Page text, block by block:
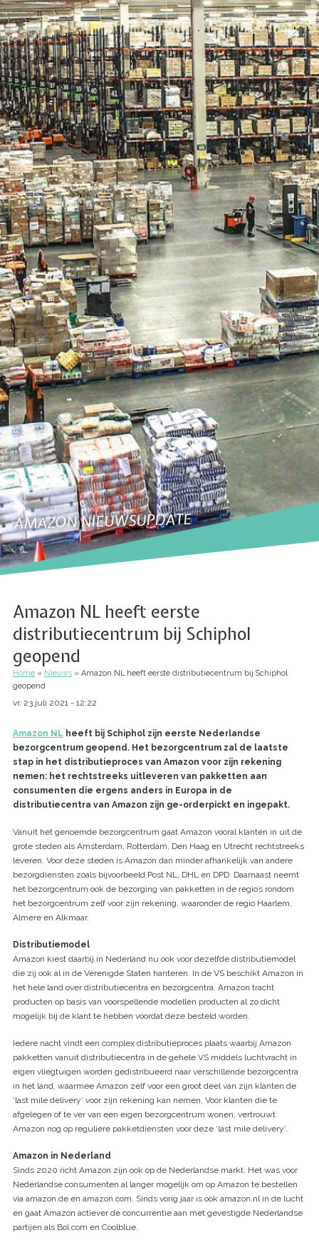
AMAZON NIEUWSUPDATE
Amazon NL heeft eerste
distributiecentrum bij Schiphol
geopend
Kruimelpad
Home Nieuws
Amazon NL heeft eerste distributiecentrum bij Schiphol
geopend
vr, 23 juli 2021 - 12:22
Amazon NL heeft bij Schiphol zijn eerste Nederlandse
bezorgcentrum geopend. Het bezorgcentrum zal de laatste
stap in het distributieproces van Amazon voor zijn rekening
nemen: het rechtstreeks uitleveren van pakketten aan
consumenten die ergens anders in Europa in de
distributiecentra van Amazon zijn ge-orderpickt en ingepakt.
Vanuit het genoemde bezorgcentrum gaat Amazon vooral klanten in uit de
grote steden als Amsterdam, Rotterdam, Den Haag en Utrecht rechtstreeks
leveren. Voor deze steden is Amazon dan minder afhankelijk van andere
bezorgdiensten zoals bijvoorbeeld Post NL, DHL en DPD. Daarnaast neemt
het bezorgcentrum ook de bezorging van pakketten in de regio’s rondom
het bezorgcentrum zelf voor zijn rekening, waaronder de regio Haarlem,
Almere en Alkmaar.
Distributiemodel
Amazon kiest daarbij in Nederland nu ook voor dezelfde distributiemodel
die zij ook al in de Verenigde Staten hanteren. In de VS beschikt Amazon in
het hele land over distributiecentra en bezorgcentra. Amazon tracht
producten op basis van voorspellende modellen producten al zo dicht
mogelijk bij de klant te hebben voordat deze besteld worden.
Iedere nacht vindt een complex distributieproces plaats waarbij Amazon
pakketten vanuit distributiecentra in de gehele VS middels luchtvracht in
eigen vliegtuigen worden gedistribueerd naar verschillende bezorgcentra
in het land, waarmee Amazon zelf voor een groot deel van zijn klanten de
‘last mile delivery’ voor zijn rekening kan nemen. Voor klanten die te
afgelegen of te ver van een eigen bezorgcentrum wonen, vertrouwt
Amazon nog op reguliere pakketdiensten voor deze ‘last mile delivery’.
Amazon in Nederland
Sinds 2020 richt Amazon zijn ook op de Nederlandse markt. Het was voor
Nederlandse consumenten al langer mogelijk om op Amazon te bestellen
via amazon.de en amazon.com. Sinds vorig jaar is ook amazon.nl in de lucht
en gaat Amazon actiever de concurrentie aan met gevestigde Nederlandse
partijen als Bol.com en Coolblue.